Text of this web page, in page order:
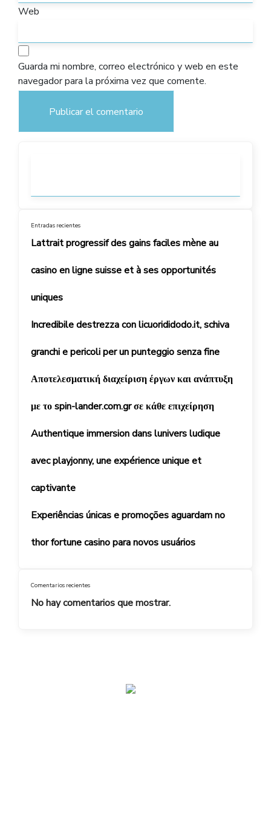
Web
Guarda mi nombre, correo electrónico y web en este
navegador para la próxima vez que comente.
Entradas recientes
Lattrait progressif des gains faciles mène au
casino en ligne suisse et à ses opportunités
uniques
Incredibile destrezza con licuorididodo.it, schiva
granchi e pericoli per un punteggio senza fine
Αποτελεσματική διαχείριση έργων και ανάπτυξη
με το spin-lander.com.gr σε κάθε επιχείρηση
Authentique immersion dans lunivers ludique
avec playjonny, une expérience unique et
captivante
Experiências únicas e promoções aguardam no
thor fortune casino para novos usuários
Comentarios recientes
No hay comentarios que mostrar.